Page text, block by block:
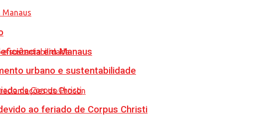
em Manaus
urbano e sustentabilidade
ao feriado de Corpus Christi